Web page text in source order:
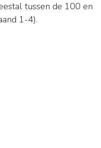
tussen de 100 en
1-4).